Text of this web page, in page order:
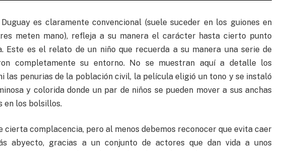
es claramente convencional (suele suceder en los guiones en
meten mano), refleja a su manera el carácter hasta cierto punto
Este es el relato de un niño que recuerda a su manera una serie de
completamente su entorno. No se muestran aquí a detalle los
las penurias de la población civil, la película eligió un tono y se instaló
y colorida donde un par de niños se pueden mover a sus anchas
en los bolsillos.
cierta complacencia, pero al menos debemos reconocer que evita caer
abyecto, gracias a un conjunto de actores que dan vida a unos